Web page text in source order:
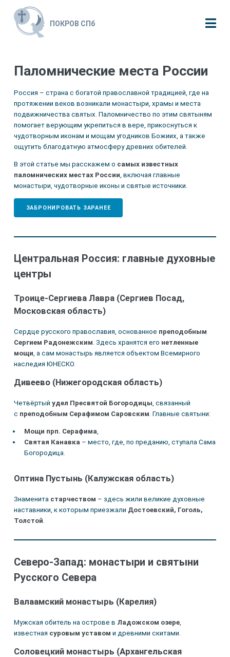
ПОКРОВ СПб
Паломнические места России
Россия – страна с богатой православной традицией, где на
протяжении веков возникали монастыри, храмы и места
подвижничества святых. Паломничество по этим святыням
помогает верующим укрепиться в вере, прикоснуться к
чудотворным иконам и мощам угодников Божиих, а также
ощутить благодатную атмосферу древних обителей.
В этой статье мы расскажем о самых известных
паломнических местах России, включая главные
монастыри, чудотворные иконы и святые источники.
ЗАБРОНИРОВАТЬ ЗАРАНЕЕ
Центральная Россия: главные духовные
центры
Троице-Сергиева Лавра (Сергиев Посад,
Московская область)
Сердце русского православия, основанное преподобным
Сергием Радонежским . Здесь хранятся его нетленные
мощи , а сам монастырь является объектом Всемирного
наследия ЮНЕСКО.
Дивеево (Нижегородская область)
Четвёртый удел Пресвятой Богородицы , связанный
с преподобным Серафимом Саровским . Главные святыни:
Мощи прп. Серафима,
Святая Канавка– место, где, по преданию, ступала Сама
Богородица.
Оптина Пустынь (Калужская область)
Знаменита старчеством – здесь жили великие духовные
наставники, к которым приезжали Достоевский, Гоголь,
Толстой
Северо-Запад: монастыри и святыни
Русского Севера
Валаамский монастырь (Карелия)
Мужская обитель на острове в Ладожском озере,
известная суровым уставом и древними скитами.
Соловецкий монастырь (Архангельская